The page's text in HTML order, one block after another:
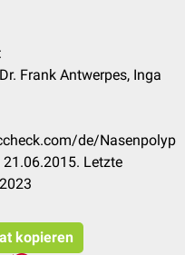
Frank Antwerpes, Inga
de/Nasenpolyp
Letzte
kopieren